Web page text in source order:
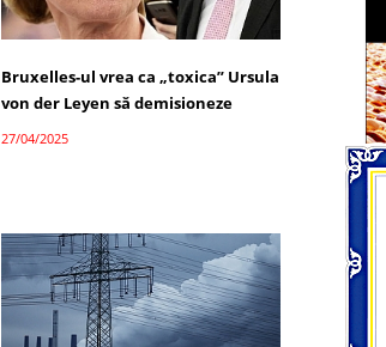
Bruxelles-ul vrea ca „toxica” Ursula
von der Leyen să demisioneze
27/04/2025